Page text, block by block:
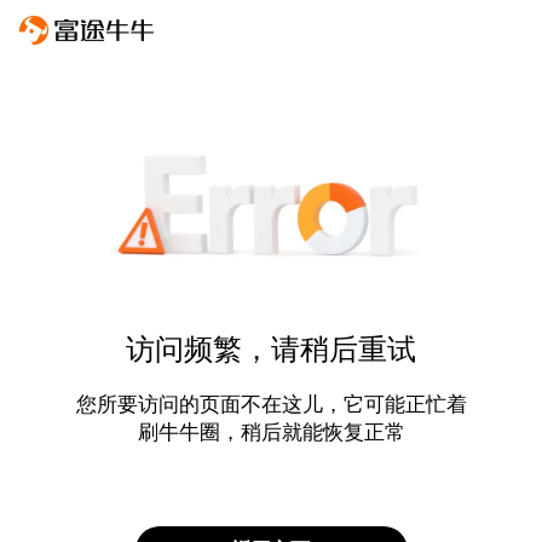
访问频繁，请稍后重试
您所要访问的页面不在这儿，它可能正忙着
刷牛牛圈，稍后就能恢复正常